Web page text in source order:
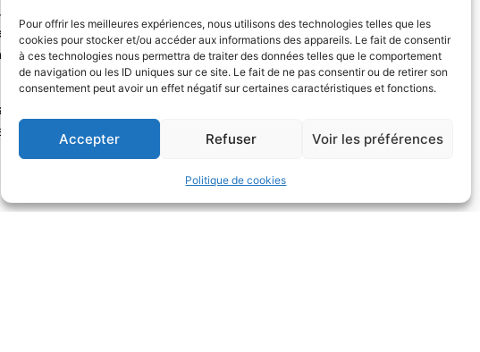
Pour offrir les meilleures expériences, nous utilisons des technologies telles que les
cookies pour stocker et/ou accéder aux informations des appareils. Le fait de consentir
à ces technologies nous permettra de traiter des données telles que le comportement
de navigation ou les ID uniques sur ce site. Le fait de ne pas consentir ou de retirer son
consentement peut avoir un effet négatif sur certaines caractéristiques et fonctions.
Accepter Refuser Voir les préférences
Politique de cookies
Municipale. De manière régulière, de jour comme de nuit, des
de contrôle afin d’anticiper et prévenir les actes de
de protection
de circulation sur la voie publique, provenant autant des
de plusieurs individus